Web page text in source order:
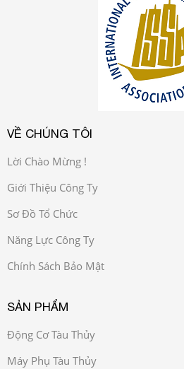
VỀ CHÚNG TÔI
Lời Chào Mừng !
Giới Thiệu Công Ty
Sơ Đồ Tổ Chức
Năng Lực Công Ty
Chính Sách Bảo Mật
SẢN PHẨM
Động Cơ Tàu Thủy
Máy Phụ Tàu Thủy